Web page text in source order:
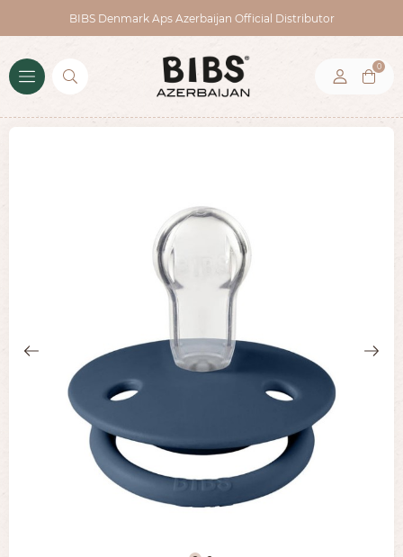
BIBS Denmark Aps Azerbaijan Official Distributor
0